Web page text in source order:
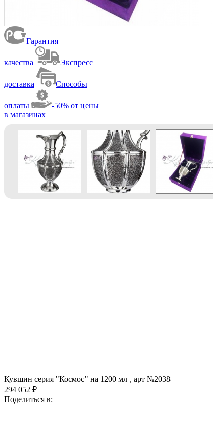
Гарантия
качества Экспресс
доставка Способы
оплаты
-50% от цены
в магазинах
Кувшин серия "Космос" на 1200 мл , арт №2038
294 052 ₽
Поделиться в: